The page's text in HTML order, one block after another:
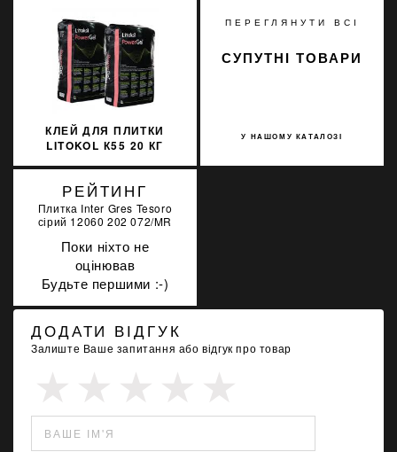
КЛЕЙ ДЛЯ ПЛИТКИ
LITOKOL К55 20 КГ
ПЕРЕГЛЯНУТИ ВСІ
У НАШОМУ КАТАЛОЗІ
СУПУТНІ ТОВАРИ
РЕЙТИНГ
Плитка Inter Gres Tesoro
сірий 12060 202 072/MR
Поки ніхто не
оцінював
Будьте першими :-)
ДОДАТИ ВІДГУК
Залиште Ваше запитання або відгук про товар
ВАШЕ ІМ'Я